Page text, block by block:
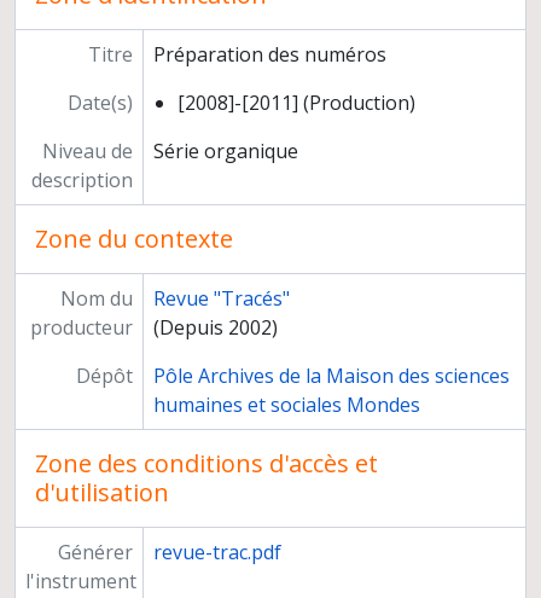
Titre
Préparation des numéros
Date(s)
[2008]-[2011] (Production)
Niveau de
description
Série organique
Zone du contexte
Nom du
producteur
Revue "Tracés"
(Depuis 2002)
Dépôt
Pôle Archives de la Maison des sciences
humaines et sociales Mondes
Zone des conditions d'accès et
d'utilisation
Générer
l'instrument
revue-trac.pdf